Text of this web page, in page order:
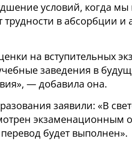
условий, когда
трудности в абсорбции и
на вступительных
заведения в
— добавила она.
заявили: «В
экзаменационным
будет выполнен».